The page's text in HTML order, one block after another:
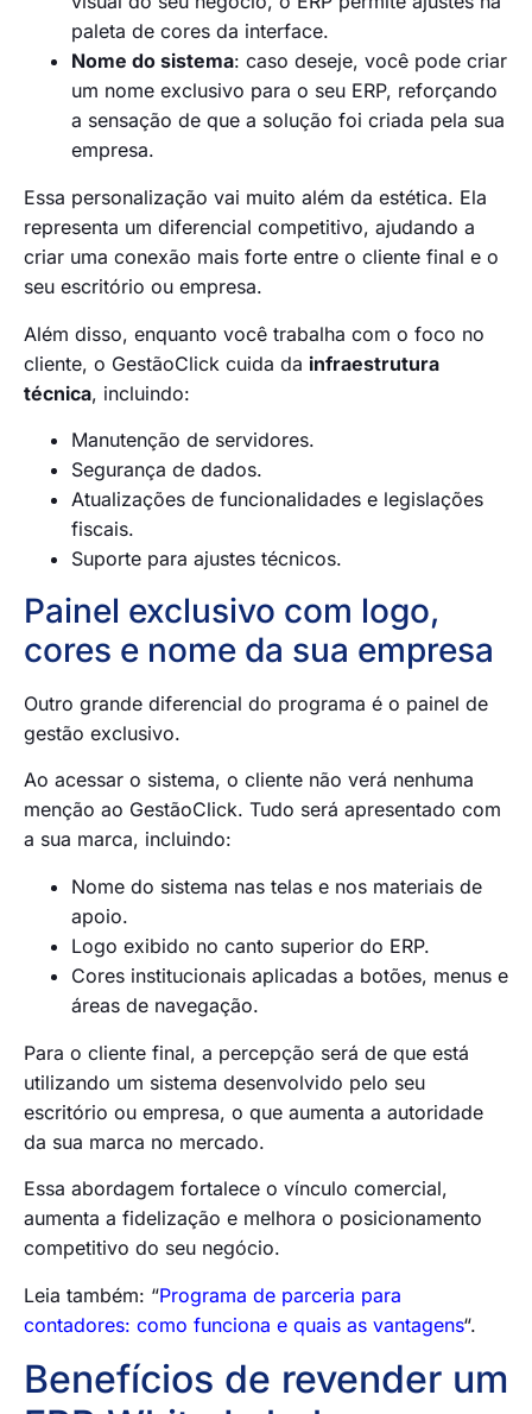
paleta de cores da interface.
Nome do sistema: caso deseje, você pode criar
um nome exclusivo para o seu ERP, reforçando
a sensação de que a solução foi criada pela sua
empresa.
Essa personalização vai muito além da estética. Ela
representa um diferencial competitivo, ajudando a
criar uma conexão mais forte entre o cliente final e o
seu escritório ou empresa.
Além disso, enquanto você trabalha com o foco no
cliente, o GestãoClick cuida da infraestrutura
técnica, incluindo:
Manutenção de servidores.
Segurança de dados.
Atualizações de funcionalidades e legislações
fiscais.
Suporte para ajustes técnicos.
Painel exclusivo com logo,
cores e nome da sua empresa
Outro grande diferencial do programa é o painel de
gestão exclusivo.
Ao acessar o sistema, o cliente não verá nenhuma
menção ao GestãoClick. Tudo será apresentado com
a sua marca, incluindo:
Nome do sistema nas telas e nos materiais de
apoio.
Logo exibido no canto superior do ERP.
Cores institucionais aplicadas a botões, menus e
áreas de navegação.
Para o cliente final, a percepção será de que está
utilizando um sistema desenvolvido pelo seu
escritório ou empresa, o que aumenta a autoridade
da sua marca no mercado.
Essa abordagem fortalece o vínculo comercial,
aumenta a fidelização e melhora o posicionamento
competitivo do seu negócio.
Leia também: “Programa de parceria para
contadores: como funciona e quais as vantagens“.
Benefícios de revender um